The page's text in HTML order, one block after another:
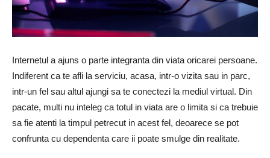
Internetul a ajuns o parte integranta din viata oricarei persoane.
Indiferent ca te afli la serviciu, acasa, intr-o vizita sau in parc,
intr-un fel sau altul ajungi sa te conectezi la mediul virtual. Din
pacate, multi nu inteleg ca totul in viata are o limita si ca trebuie
sa fie atenti la timpul petrecut in acest fel, deoarece se pot
confrunta cu dependenta care ii poate smulge din realitate.